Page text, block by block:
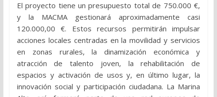
El proyecto tiene un presupuesto total de 750.000 €,
y la MACMA gestionará aproximadamente casi
120.000,00 €. Estos recursos permitirán impulsar
acciones locales centradas en la movilidad y servicios
en zonas rurales, la dinamización económica y
atracción de talento joven, la rehabilitación de
espacios y activación de usos y, en último lugar, la
innovación social y participación ciudadana. La Marina